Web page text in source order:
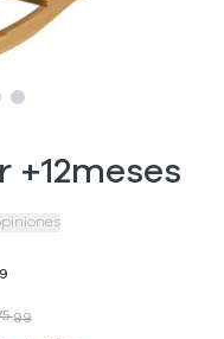
4
Slide
+12meses
99